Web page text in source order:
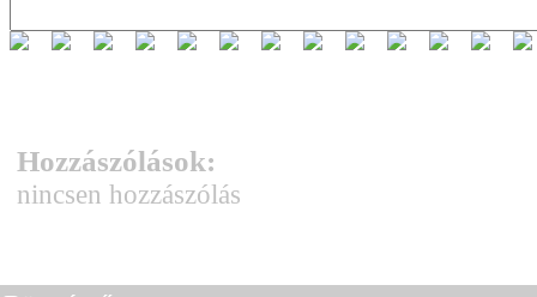
Hozzászólások:
nincsen hozzászólás